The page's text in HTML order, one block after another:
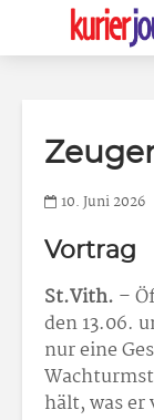
10. Juni 2026
Vortrag
St.Vith. –
den 13.06.
nur eine
hält, was